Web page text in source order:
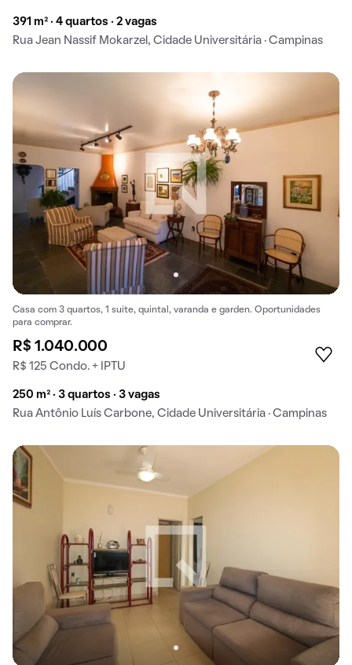
391 m² · 4 quartos · 2 vagas
Rua Jean Nassif Mokarzel, Cidade Universitária · Campinas
Casa com 3 quartos, 1 suíte, quintal, varanda e garden. Oportunidades
para comprar.
R$ 1.040.000
R$ 125 Condo. + IPTU
250 m² · 3 quartos · 3 vagas
Rua Antônio Luís Carbone, Cidade Universitária · Campinas